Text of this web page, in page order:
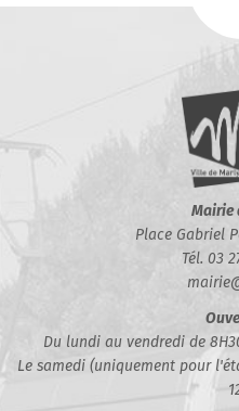
Mairie
Place Gabriel
Tél. 03
Du lundi au vendredi de
Le samedi (uniquement pour